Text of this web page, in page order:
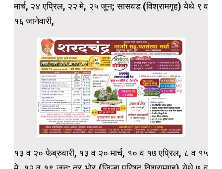
मार्च, २४ एप्रिल, २२ मे, २५ जून; सासवड (विश्रामगृह) येथे ९ व
१६ जानेवारी,
१३ व २० फेब्रुवारी, १३ व २० मार्च, १० व १७ एप्रिल, ८ व १५